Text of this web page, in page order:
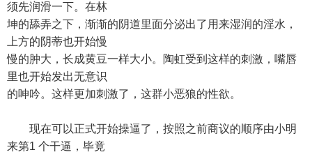
须先润滑一下。在林
坤的舔弄之下，渐渐的阴道里面分泌出了用来湿润的淫水，
上方的阴蒂也开始慢
慢的肿大，长成黄豆一样大小。陶虹受到这样的刺激，嘴唇
里也开始发出无意识
的呻吟。这样更加刺激了，这群小恶狼的性欲。
现在可以正式开始操逼了，按照之前商议的顺序由小明
来第1 个干逼，毕竟